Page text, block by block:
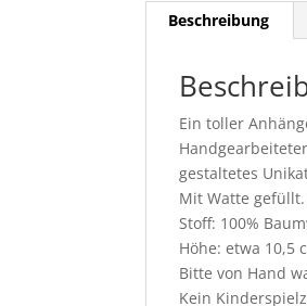
Beschreibung
Ein toller
gestaltetes
Mit Watte
Stoff: 100%
Höhe: etwa 10,5
Bitte von Hand
Kein